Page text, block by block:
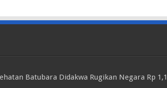
Batubara Didakwa Rugikan Negara Rp 1,1